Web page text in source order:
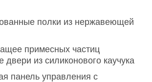
полки из нержавеющей
примесных частиц
двери из силиконового каучука
панель управления с